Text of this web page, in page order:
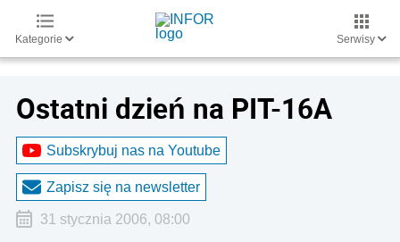
Kategorie Serwisy
Ostatni dzień na PIT-16A
Subskrybuj nas na Youtube
Zapisz się na newsletter
31 stycznia 2006, 08:00